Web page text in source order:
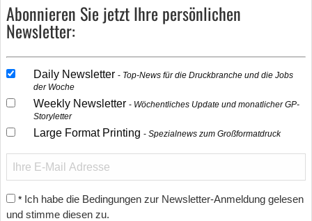
Abonnieren Sie jetzt Ihre persönlichen
Newsletter:
Daily Newsletter
Top-News für die Druckbranche und die Jobs
der Woche
Weekly Newsletter
Wöchentliches Update und monatlicher GP-
Storyletter
Large Format Printing Spezialnews zum Großformatdruck
* Ich habe die Bedingungen zur Newsletter-Anmeldung gelesen
und stimme diesen zu.